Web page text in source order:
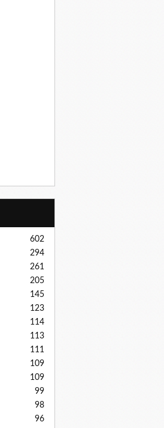
602
294
261
205
145
123
114
113
111
109
109
99
98
96